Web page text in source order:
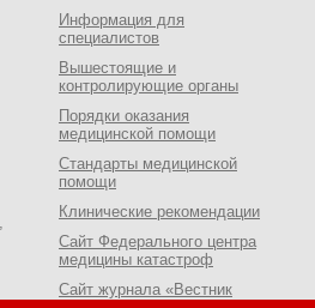
Информация для
специалистов
Вышестоящие и
контролирующие органы
Порядки оказания
медицинской помощи
Стандарты медицинской
помощи
Клинические рекомендации
Сайт Федерального центра
медицины катастроф
Сайт журнала «Вестник